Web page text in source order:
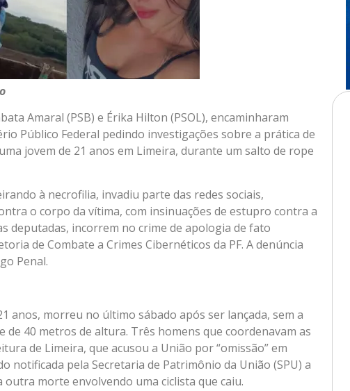
Amaral (PSB) e Érika Hilton (PSOL), encaminharam
Público Federal pedindo investigações sobre a prática de
jovem de 21 anos em Limeira, durante um salto de rope
à necrofilia, invadiu parte das redes sociais,
o corpo da vítima, com insinuações de estupro contra a
deputadas, incorrem no crime de apologia de fato
de Combate a Crimes Cibernéticos da PF. A denúncia
Penal.
anos, morreu no último sábado após ser lançada, sem a
de 40 metros de altura. Três homens que coordenavam as
de Limeira, que acusou a União por “omissão” em
notificada pela Secretaria de Patrimônio da União (SPU) a
morte envolvendo uma ciclista que caiu.